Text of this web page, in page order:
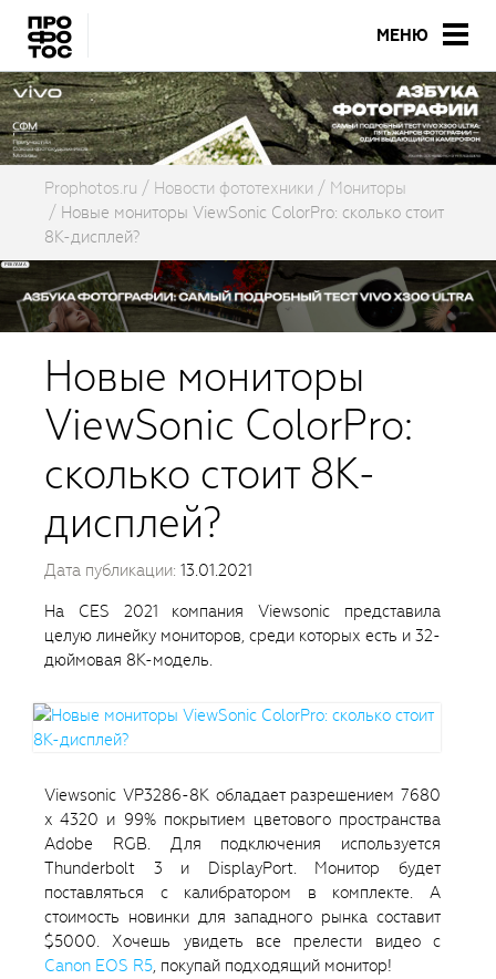
МЕНЮ
Prophotos.ru Новости фототехники
Мониторы
Новые мониторы ViewSonic ColorPro: сколько стоит
8K-дисплей?
Новые мониторы
ViewSonic ColorPro:
сколько стоит 8K-
дисплей?
Дата публикации: 13.01.2021
На CES 2021 компания Viewsonic представила
целую линейку мониторов, среди которых есть и 32-
дюймовая 8K-модель.
Viewsonic VP3286-8K обладает разрешением 7680
x 4320 и 99% покрытием цветового пространства
Adobe RGB. Для подключения используется
Thunderbolt 3 и DisplayPort. Монитор будет
поставляться с калибратором в комплекте. А
стоимость новинки для западного рынка составит
$5000. Хочешь увидеть все прелести видео с
Canon EOS R5, покупай подходящий монитор!